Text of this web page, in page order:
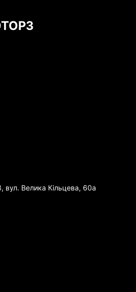
Велика Кільцева, 60а